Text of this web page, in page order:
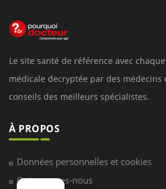
Le site santé de référence avec
médicale decryptée par des médecins
conseils des meilleurs spécialistes.
À PROPOS
Données personnelles et cookies
Qui sommes-nous